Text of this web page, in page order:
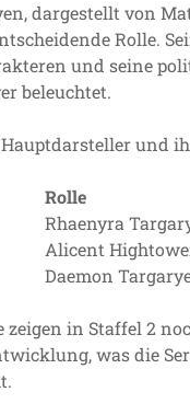
dargestellt von
Rolle.
und seine
beleuchtet.
und
Rolle
Rhaenyra
Alicent
Daemon
zeigen in Staffel 2
was die